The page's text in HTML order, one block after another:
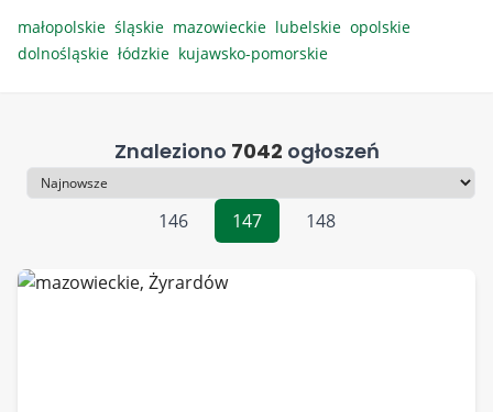
małopolskie śląskie mazowieckie lubelskie opolskie
dolnośląskie łódzkie kujawsko-pomorskie
Znaleziono 7042 ogłoszeń
Sortowanie
146
147 148